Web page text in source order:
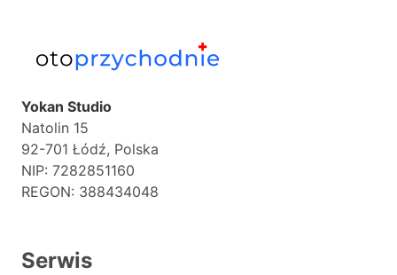
Yokan Studio
Natolin 15
92-701 Łódź, Polska
NIP: 7282851160
REGON: 388434048
Serwis